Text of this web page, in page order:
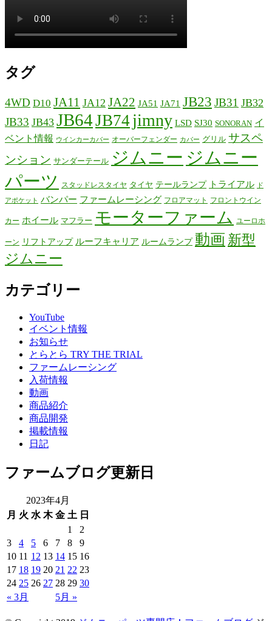
タグ
4WD D10 JA11 JA12 JA22 JA51 JA71 JB23 JB31 JB32
JB33 JB43 JB64JB74 jimny LSD SJ30 SONORAN イ
ベント情報
ウインカーカバー オーバーフェンダー カバー グリル サスペ
ンション サンダーテール ジムニー ジムニー
パーツ
スタッドレスタイヤ タイヤ テールランプ トライアル ド
アポケット バンパー ファームレーシング フロアマット フロントウイン
カー ホイール マフラー モーターファーム ユーロホ
ーン リフトアップ ルーフキャリア ルームランプ 動画 新型
ジムニー
カテゴリー
YouTube
イベント情報
お知らせ
とらとら TRY THE TRIAL
ファームレーシング
入荷情報
動画
商品紹介
商品開発
掲載情報
日記
ファームブログ更新日
2023年4月
月 火 水 木 金 土 日
« 3月 5月 »
1
2
3
4 5 6 7 8
9
10 11 12 13 14 15 16
17 18 19 20 21 22 23
24 25 26 27 28 29 30